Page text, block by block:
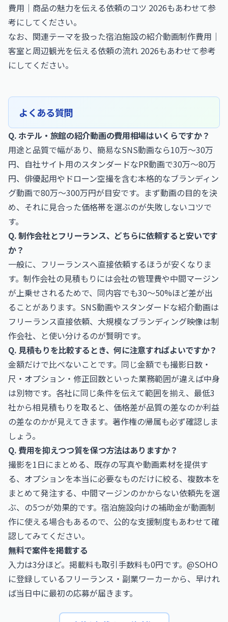
費用｜商品の魅力を伝える依頼のコツ 2026もあわせて参
考にしてください。
なお、関連テーマを扱った宿泊施設の紹介動画制作費用｜
客室と周辺観光を伝える依頼の流れ 2026もあわせて参考
にしてください。
よくある質問
Q. ホテル・旅館の紹介動画の費用相場はいくらですか？
用途と品質で幅があり、簡易なSNS動画なら10万〜30万
円、自社サイト用のスタンダードなPR動画で30万〜80万
円、俳優起用やドローン空撮を含む本格的なブランディン
グ動画で80万〜300万円が目安です。まず動画の目的を決
め、それに見合った価格帯を選ぶのが失敗しないコツで
す。
Q. 制作会社とフリーランス、どちらに依頼すると安いです
か？
一般に、フリーランスへ直接依頼するほうが安くなりま
す。制作会社の見積もりには会社の管理費や中間マージン
が上乗せされるためで、同内容でも30〜50%ほど差が出
ることがあります。SNS動画やスタンダードな紹介動画は
フリーランス直接依頼、大規模なブランディング映像は制
作会社、と使い分けるのが賢明です。
Q. 見積もりを比較するとき、何に注意すればよいですか？
金額だけで比べないことです。同じ金額でも撮影日数・
尺・オプション・修正回数といった業務範囲が違えば中身
は別物です。各社に同じ条件を伝えて範囲を揃え、最低3
社から相見積もりを取ると、価格差が品質の差なのか利益
の差なのかが見えてきます。著作権の帰属も必ず確認しま
しょう。
Q. 費用を抑えつつ質を保つ方法はありますか？
撮影を1日にまとめる、既存の写真や動画素材を提供す
る、オプションを本当に必要なものだけに絞る、複数本を
まとめて発注する、中間マージンのかからない依頼先を選
ぶ、の5つが効果的です。宿泊施設向けの補助金が動画制
作に使える場合もあるので、公的な支援制度もあわせて確
認してみてください。
無料で案件を掲載する
入力は3分ほど。掲載料も取引手数料も0円です。@SOHO
に登録しているフリーランス・副業ワーカーから、早けれ
ば当日中に最初の応募が届きます。